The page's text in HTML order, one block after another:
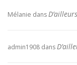
Mélanie dans
admin1908 dans